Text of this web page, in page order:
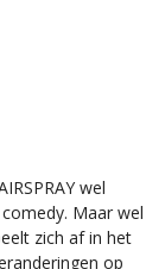
wel
Maar wel
zich af in het
op